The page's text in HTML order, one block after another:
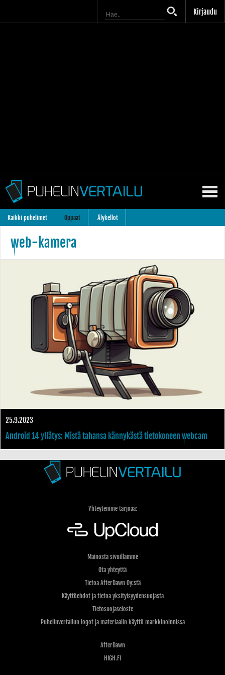
Kirjaudu
Kaikki puhelimet Oppaat Älykellot
web-kamera
25.9.2023
Android 14 yllätys: Mistä tahansa kännykästä tietokoneen webcam
Yhteytemme tarjoaa:
Mainosta sivuillamme
Ota yhteyttä
Tietoa AfterDawn Oy:stä
Käyttöehdot ja tietoa yksityisyydensuojasta
Tietosuojaseloste
Puhelinvertailun logot ja materiaalin käyttö markkinoinnissa
AfterDawn
HIGH.FI